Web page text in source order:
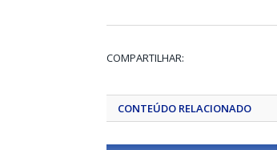
COMPARTILHAR:
CONTEÚDO RELACIONADO